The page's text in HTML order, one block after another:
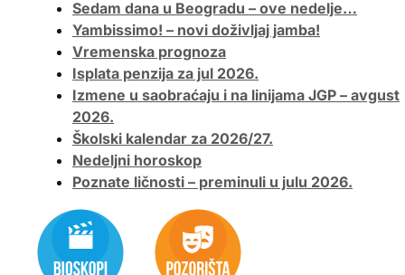
Sedam dana u Beogradu – ove nedelje…
Yambissimo! – novi doživljaj jamba!
Vremenska prognoza
Isplata penzija za jul 2026.
Izmene u saobraćaju i na linijama JGP – avgust
2026.
Školski kalendar za 2026/27.
Nedeljni horoskop
Poznate ličnosti – preminuli u julu 2026.